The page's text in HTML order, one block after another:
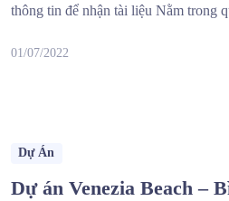
thông tin để nhận tài liệu Nằm trong
01/07/2022
Dự Án
Dự án Venezia Beach –